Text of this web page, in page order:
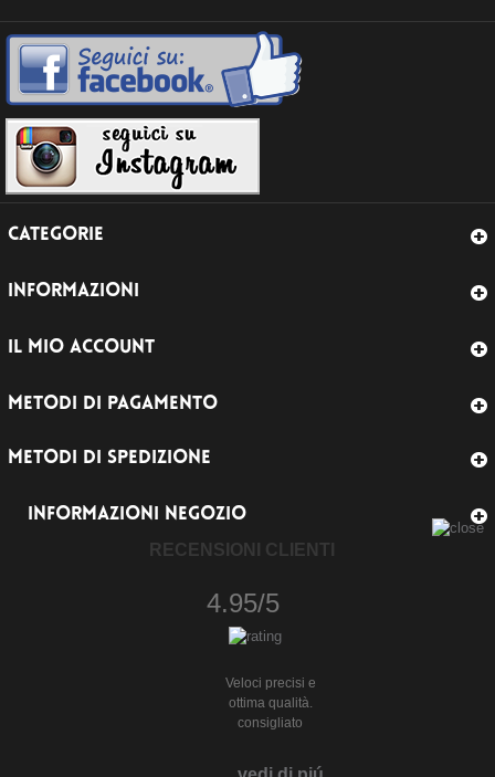
CATEGORIE
INFORMAZIONI
IL MIO ACCOUNT
METODI DI PAGAMENTO
METODI DI SPEDIZIONE
INFORMAZIONI NEGOZIO
RECENSIONI CLIENTI
4.95/5
Veloci precisi e
ottima qualità.
consigliato